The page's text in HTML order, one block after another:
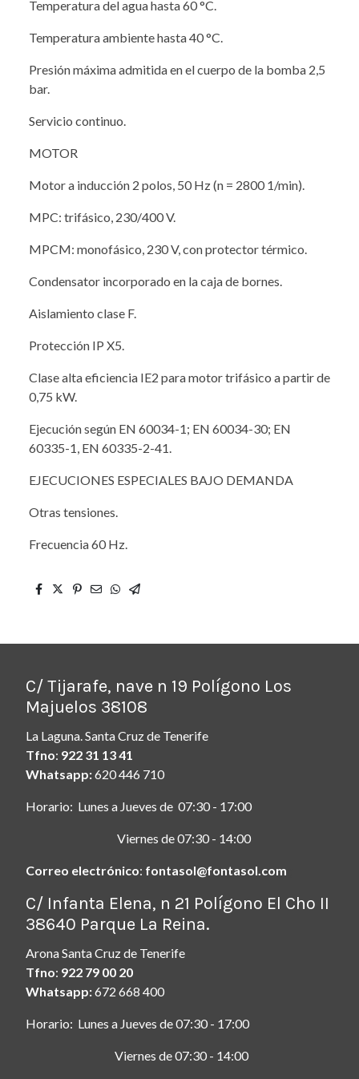
Temperatura del agua hasta 60 °C.
Temperatura ambiente hasta 40 °C.
Presión máxima admitida en el cuerpo de la bomba 2,5
bar.
Servicio continuo.
MOTOR
Motor a inducción 2 polos, 50 Hz (n = 2800 1/min).
MPC: trifásico, 230/400 V.
MPCM: monofásico, 230 V, con protector térmico.
Condensator incorporado en la caja de bornes.
Aislamiento clase F.
Protección IP X5.
Clase alta eficiencia IE2 para motor trifásico a partir de
0,75 kW.
Ejecución según EN 60034-1; EN 60034-30; EN
60335-1, EN 60335-2-41.
EJECUCIONES ESPECIALES BAJO DEMANDA
Otras tensiones.
Frecuencia 60 Hz.
C/ Tijarafe, nave n 19 Polígono Los
Majuelos 38108
La Laguna. Santa Cruz de Tenerife
Tfno: 922 31 13 41
Whatsapp:620 446 710
Horario: Lunes a Jueves de 07:30 - 17:00
Viernes de 07:30 - 14:00
Correo electrónico: fontasol@fontasol.com
C/ Infanta Elena, n 21 Polígono El Cho II
38640 Parque La Reina.
Arona Santa Cruz de Tenerife
Tfno: 922 79 00 20
Whatsapp:672 668 400
Horario: Lunes a Jueves de 07:30 - 17:00
Viernes de 07:30 - 14:00